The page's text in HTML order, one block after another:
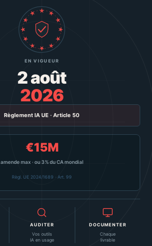
EN VIGUEUR
2 août
2026
Règlement IA UE · Article 50
€15M
amende max · ou 3% du CA mondial
Règl. UE 2024/1689 · Art. 99
AUDITER
Vos outils
IA en usage
DOCUMENTER
Chaque
livrable